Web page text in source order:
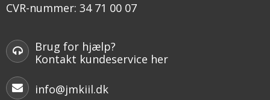
CVR-nummer: 34 71 00 07
Brug for hjælp?
Kontakt kundeservice her
info@jmkiil.dk